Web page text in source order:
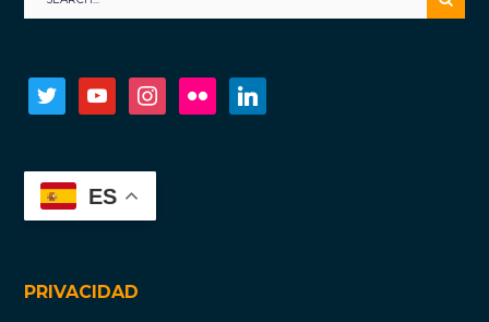
twitter youtube instagramflickr
ES
PRIVACIDAD